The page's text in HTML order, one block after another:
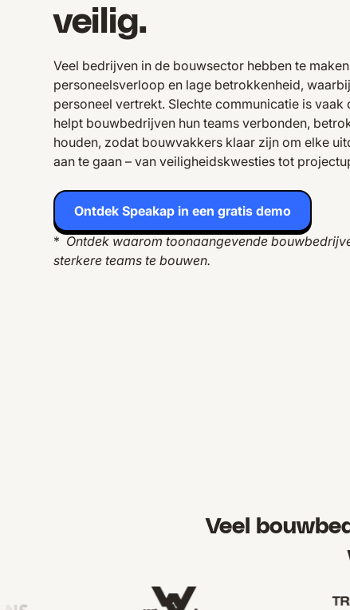
veilig.
Veel bedrijven in de bouwsector hebben te
personeelsverloop en lage betrokkenheid,
personeel vertrekt. Slechte communicatie is vaak
helpt bouwbedrijven hun teams verbonden,
houden, zodat bouwvakkers klaar zijn om elke
aan te gaan – van veiligheidskwesties tot
Ontdek Speakap in een gratis demo
* Ontdek waarom toonaangevende
sterkere teams te bouwen.
Veel